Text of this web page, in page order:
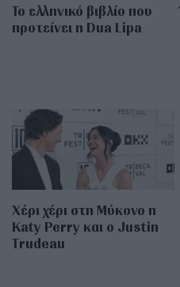
Το ελληνικό βιβλίο που
προτείνει η Dua Lipa
Χέρι χέρι στη Μύκονο η
Katy Perry και ο Justin
Trudeau